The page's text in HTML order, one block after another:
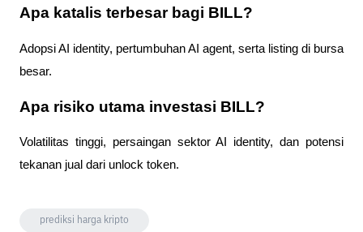
Apa katalis terbesar bagi BILL?
Adopsi AI identity, pertumbuhan AI agent, serta listing di bursa
besar.
Apa risiko utama investasi BILL?
Volatilitas tinggi, persaingan sektor AI identity, dan potensi
tekanan jual dari unlock token.
prediksi harga kripto